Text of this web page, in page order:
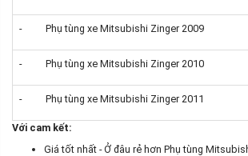
- Phụ tùng xe Mitsubishi Zinger 2009
- Phụ tùng xe Mitsubishi Zinger 2010
- Phụ tùng xe Mitsubishi Zinger 2011
Với cam kết:
Giá tốt nhất - Ở đâu rẻ hơn Phụ tùng